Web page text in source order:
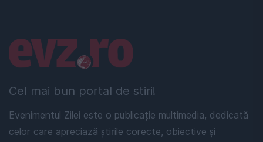
Cel mai bun portal de stiri!
Evenimentul Zilei este o publicație multimedia, dedicată
celor care apreciază știrile corecte, obiective și
Linkuri utile